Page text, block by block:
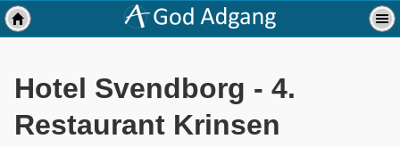
Hotel Svendborg - 4.
Restaurant Krinsen